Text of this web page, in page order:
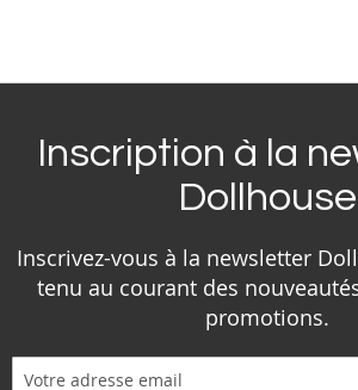
Inscription à la
Dollhouse
Inscrivez-vous à la newsletter
tenu au courant des
promotions.